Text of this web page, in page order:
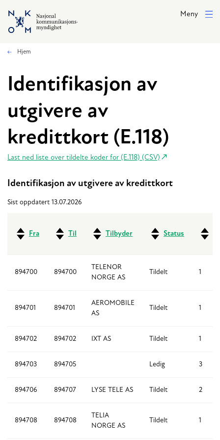
Hopp til hovedinnhold
Meny
Hjem
Identifikasjon av
utgivere av
kredittkort (E.118)
Last ned liste over tildelte koder for (E.118) (CSV)
Identifikasjon av utgivere av kredittkort
Sist oppdatert 13.07.2026
Fra Til Tilbyder Status
894700 894700
TELENOR
NORGE AS
Tildelt 1
894701 894701
AEROMOBILE
AS
Tildelt 1
894702 894702 IXT AS Tildelt 1
894703 894705 Ledig 3
894706 894707 LYSE TELE AS Tildelt 2
894708 894708
TELIA
NORGE AS
Tildelt 1